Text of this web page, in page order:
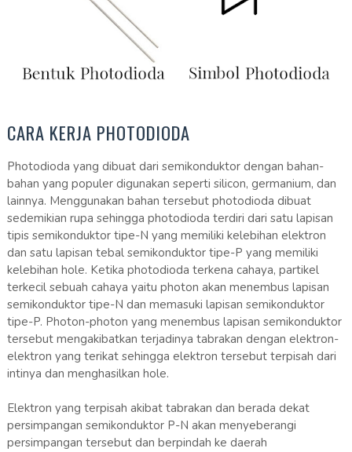
CARA KERJA PHOTODIODA
Photodioda yang dibuat dari semikonduktor dengan bahan-
bahan yang populer digunakan seperti silicon, germanium, dan
lainnya. Menggunakan bahan tersebut photodioda dibuat
sedemikian rupa sehingga photodioda terdiri dari satu lapisan
tipis semikonduktor tipe-N yang memiliki kelebihan elektron
dan satu lapisan tebal semikonduktor tipe-P yang memiliki
kelebihan hole. Ketika photodioda terkena cahaya, partikel
terkecil sebuah cahaya yaitu photon akan menembus lapisan
semikonduktor tipe-N dan memasuki lapisan semikonduktor
tipe-P. Photon-photon yang menembus lapisan semikonduktor
tersebut mengakibatkan terjadinya tabrakan dengan elektron-
elektron yang terikat sehingga elektron tersebut terpisah dari
intinya dan menghasilkan hole.
Elektron yang terpisah akibat tabrakan dan berada dekat
persimpangan semikonduktor P-N akan menyeberangi
persimpangan tersebut dan berpindah ke daerah